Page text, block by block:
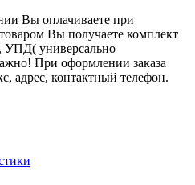
Вы оплачиваете при
Вы получаете комплект
УПД( универсально
При оформлении заказа
адрес, контактный телефон.